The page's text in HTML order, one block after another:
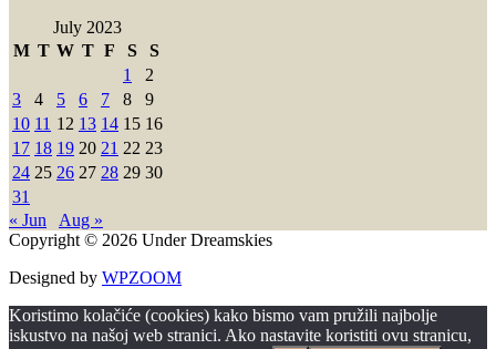
July 2023
M T W T F S
S
1
2
3
4 5 6 7 8
9
10 11 12 13 14 15 16
17 18 19 20 21 22 23
24 25 26 27 28 29 30
31
« Jun
Aug »
Copyright © 2026 Under Dreamskies
Designed by WPZOOM
Koristimo kolačiće (cookies) kako bismo vam pružili najbolje
iskustvo na našoj web stranici. Ako nastavite koristiti ovu stranicu,